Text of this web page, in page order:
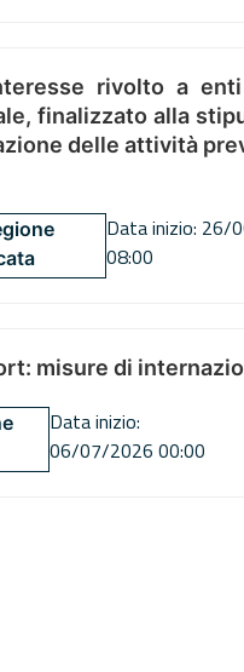
rivolto a
finalizzato alla
delle attività
Data inizio: 26/
08:00
misure di
Data inizio:
06/07/2026 00:00